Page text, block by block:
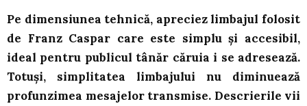
Pe dimensiunea tehnică, apreciez limbajul folosit
de Franz Caspar care este simplu și accesibil,
ideal pentru publicul tânăr căruia i se adresează.
Totuși, simplitatea limbajului nu diminuează
profunzimea mesajelor transmise. Descrierile vii